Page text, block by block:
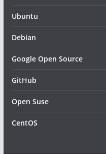
Ubuntu
Debian
Google Open Source
GitHub
Open Suse
CentOS